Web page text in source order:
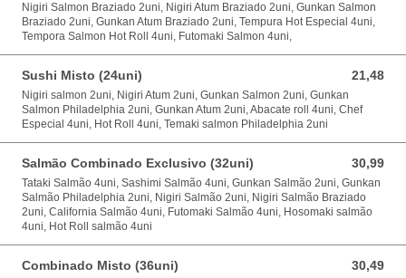
Nigiri Salmon Braziado 2uni, Nigiri Atum Braziado 2uni, Gunkan Salmon
Braziado 2uni, Gunkan Atum Braziado 2uni, Tempura Hot Especial 4uni,
Tempora Salmon Hot Roll 4uni, Futomaki Salmon 4uni,
Sushi Misto (24uni) 21,48
21,48 EUR
Nigiri salmon 2uni, Nigiri Atum 2uni, Gunkan Salmon 2uni, Gunkan
Salmon Philadelphia 2uni, Gunkan Atum 2uni, Abacate roll 4uni, Chef
Especial 4uni, Hot Roll 4uni, Temaki salmon Philadelphia 2uni
Salmão Combinado Exclusivo (32uni) 30,99
30,99 EUR
Tataki Salmão 4uni, Sashimi Salmão 4uni, Gunkan Salmão 2uni, Gunkan
Salmão Philadelphia 2uni, Nigiri Salmão 2uni, Nigiri Salmão Braziado
2uni, California Salmão 4uni, Futomaki Salmão 4uni, Hosomaki salmão
4uni, Hot Roll salmão 4uni
Combinado Misto (36uni) 30,49
30,49 EUR